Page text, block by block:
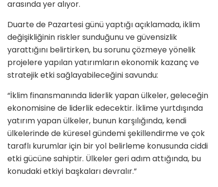
arasında yer alıyor.
Duarte de Pazartesi günü yaptığı açıklamada, iklim
değişikliğinin riskler sunduğunu ve güvensizlik
yarattığını belirtirken, bu sorunu çözmeye yönelik
projelere yapılan yatırımların ekonomik kazanç ve
stratejik etki sağlayabileceğini savundu:
“İklim finansmanında liderlik yapan ülkeler, geleceğin
ekonomisine de liderlik edecektir. İklime yurtdışında
yatırım yapan ülkeler, bunun karşılığında, kendi
ülkelerinde de küresel gündemi şekillendirme ve çok
taraflı kurumlar için bir yol belirleme konusunda ciddi
etki gücüne sahiptir. Ülkeler geri adım attığında, bu
konudaki etkiyi başkaları devralır.”